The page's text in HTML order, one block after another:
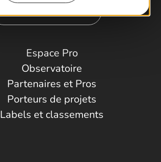
Comment venir ?
Espace Pro
Observatoire
Partenaires et Pros
Porteurs de projets
Labels et classements